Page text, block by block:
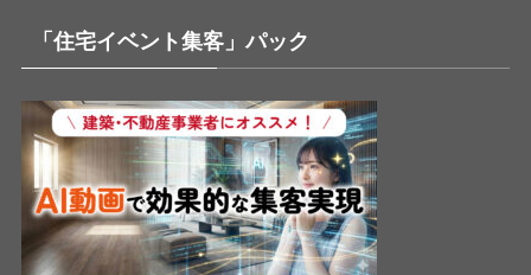
「住宅イベント集客」パック